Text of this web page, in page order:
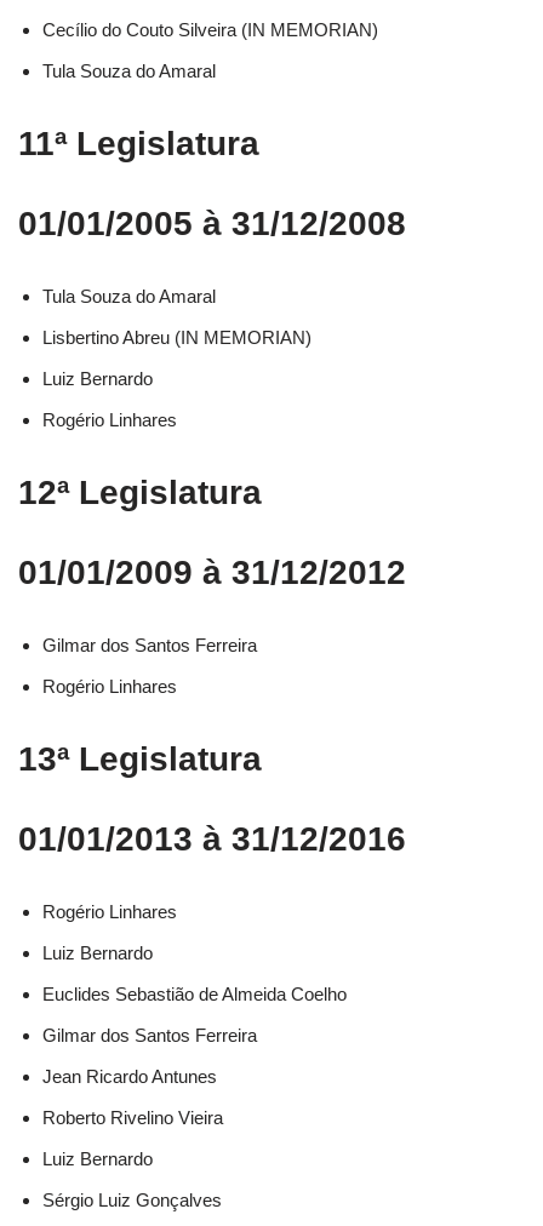
Cecílio do Couto Silveira (IN MEMORIAN)
Tula Souza do Amaral
11ª Legislatura
01/01/2005 à 31/12/2008
Tula Souza do Amaral
Lisbertino Abreu (IN MEMORIAN)
Luiz Bernardo
Rogério Linhares
12ª Legislatura
01/01/2009 à 31/12/2012
Gilmar dos Santos Ferreira
Rogério Linhares
13ª Legislatura
01/01/2013 à 31/12/2016
Rogério Linhares​
Luiz Bernardo​
Euclides Sebastião de Almeida Coelho​
Gilmar dos Santos Ferreira​
Jean Ricardo Antunes​
Roberto Rivelino Vieira​
Luiz Bernardo​
Sérgio Luiz Gonçalves​